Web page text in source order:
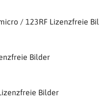
/ 123RF Lizenzfreie
Bilder
Bilder